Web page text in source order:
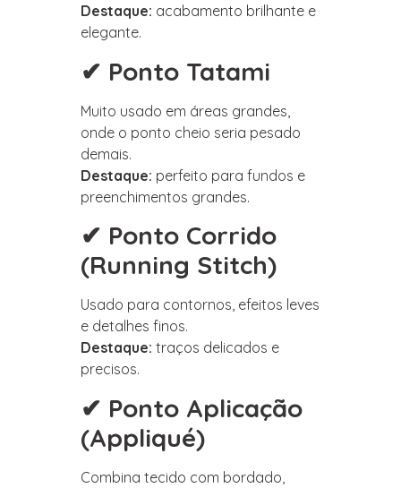
Destaque: acabamento brilhante e
elegante.
✔ Ponto Tatami
Muito usado em áreas grandes,
onde o ponto cheio seria pesado
demais.
Destaque: perfeito para fundos e
preenchimentos grandes.
✔ Ponto Corrido
(Running Stitch)
Usado para contornos, efeitos leves
e detalhes finos.
Destaque: traços delicados e
precisos.
✔ Ponto Aplicação
(Appliqué)
Combina tecido com bordado,